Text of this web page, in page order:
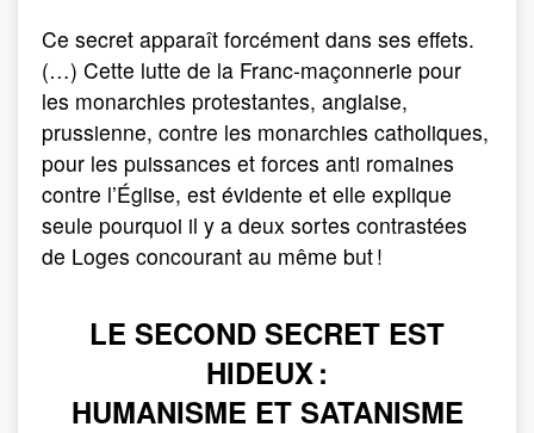
Ce secret apparaît forcément dans ses effets.
(…) Cette lutte de la Franc-maçonnerie pour
les monarchies protestantes, anglaise,
prussienne, contre les monarchies catholiques,
pour les puissances et forces anti romaines
contre l’Église, est évidente et elle explique
seule pourquoi il y a deux sortes contrastées
de Loges concourant au même but !
LE SECOND SECRET EST
HIDEUX :
HUMANISME ET SATANISME